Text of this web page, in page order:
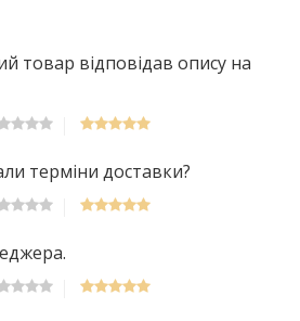
товар відповідав опису на
терміни доставки?